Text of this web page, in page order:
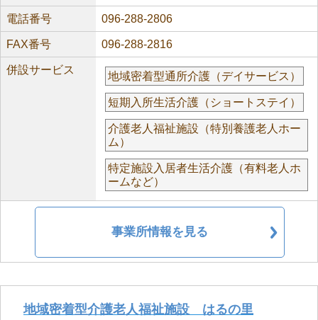
電話番号 096-288-2806
FAX番号 096-288-2816
併設サービス
地域密着型通所介護（デイサービス）
短期入所生活介護（ショートステイ）
介護老人福祉施設（特別養護老人ホー
ム）
特定施設入居者生活介護（有料老人ホ
ームなど）
事業所情報を見る
地域密着型介護老人福祉施設 はるの里